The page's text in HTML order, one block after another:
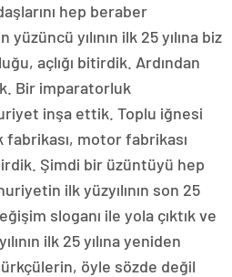
hep beraber
yılının ilk 25 yılına biz
açlığı bitirdik. Ardından
Bir imparatorluk
inşa ettik. Toplu iğnesi
motor fabrikası
Şimdi bir üzüntüyü hep
ilk yüzyılının son 25
sloganı ile yola çıktık ve
ilk 25 yılına yeniden
öyle sözde değil